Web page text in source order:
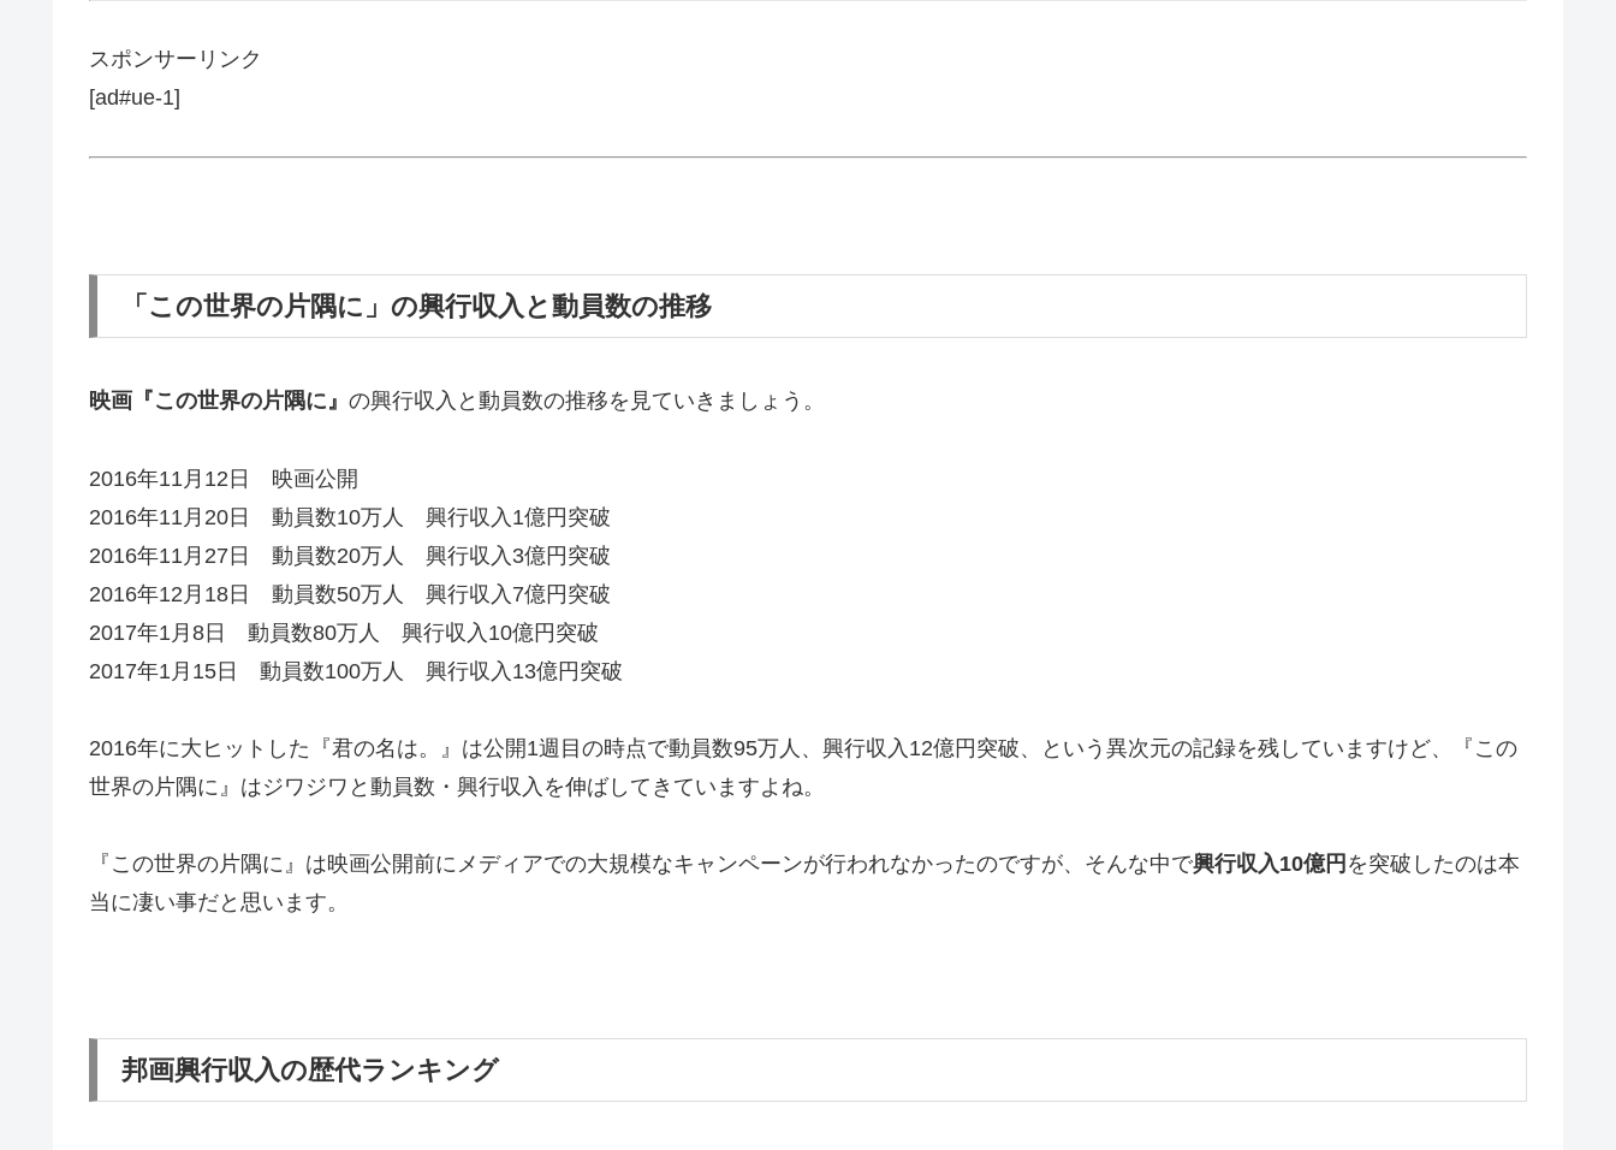
スポンサーリンク
[ad#ue-1]
「この世界の片隅に」の興行収入と動員数の推移
映画『この世界の片隅に』 の興行収入と動員数の推移を見ていきましょう。
2016年11月12日 映画公開
2016年11月20日 動員数10万人 興行収入1億円突破
2016年11月27日 動員数20万人 興行収入3億円突破
2016年12月18日 動員数50万人 興行収入7億円突破
2017年1月8日 動員数80万人 興行収入10億円突破
2017年1月15日 動員数100万人 興行収入13億円突破
2016年に大ヒットした『君の名は。』は公開1週目の時点で動員数95万人、興行収入12億円突破、という異次元の記録を残していますけど、『この
世界の片隅に』はジワジワと動員数・興行収入を伸ばしてきていますよね。
『この世界の片隅に』は映画公開前にメディアでの大規模なキャンペーンが行われなかったのですが、そんな中で興行収入10億円 を突破したのは本
当に凄い事だと思います。
邦画興行収入の歴代ランキング